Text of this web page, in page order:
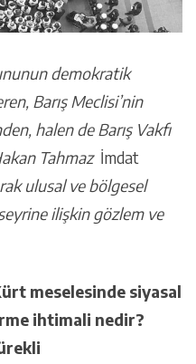
demokratik
Barış Meclisi’nin
halen de Barış Vakfı
Tahmaz İmdat
ulusal ve bölgesel
ilişkin gözlem ve
meselesinde siyasal
ihtimali nedir?